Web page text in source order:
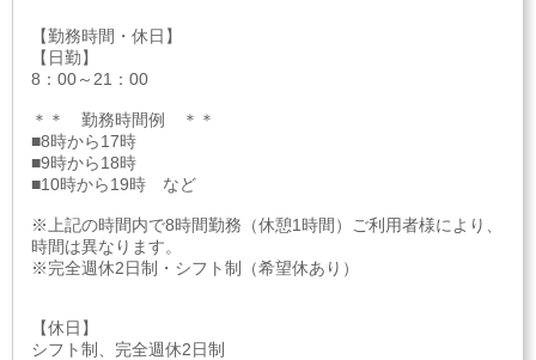
【勤務時間・休日】
【日勤】
8：00～21：00
＊＊ 勤務時間例 ＊＊
■8時から17時
■9時から18時
■10時から19時 など
※上記の時間内で8時間勤務（休憩1時間）ご利用者様により、
時間は異なります。
※完全週休2日制・シフト制（希望休あり）
【休日】
シフト制、完全週休2日制